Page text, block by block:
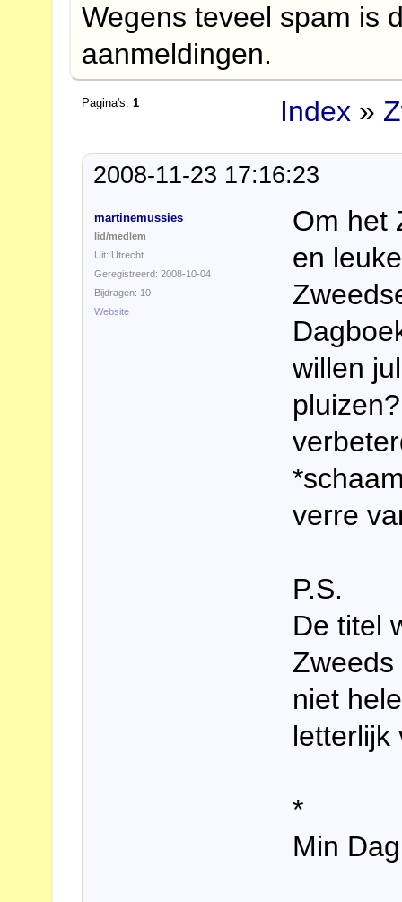
Wegens teveel spam is
aanmeldingen.
Pagina's:1 Index »
2008-11-23 17:16:23
martinemussies
lid/medlem
Uit: Utrecht
Geregistreerd: 2008-10-04
Bijdragen: 10
Website
Om het
en
willen
verre
P.S.
De titel
niet
letterlijk
*
Min Dag